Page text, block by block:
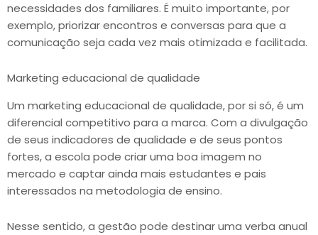
necessidades dos familiares. É muito importante, por
exemplo, priorizar encontros e conversas para que a
comunicação seja cada vez mais otimizada e facilitada.
Marketing educacional de qualidade
Um marketing educacional de qualidade, por si só, é um
diferencial competitivo para a marca. Com a divulgação
de seus indicadores de qualidade e de seus pontos
fortes, a escola pode criar uma boa imagem no
mercado e captar ainda mais estudantes e pais
interessados na metodologia de ensino.
Nesse sentido, a gestão pode destinar uma verba anual